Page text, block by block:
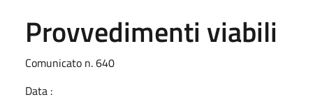
Provvedimenti viabili
Comunicato n. 640
Data :